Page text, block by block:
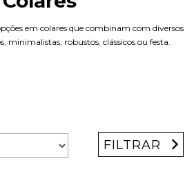
em colares que combinam com diversos
minimalistas, robustos, clássicos ou festa.
FILTRAR